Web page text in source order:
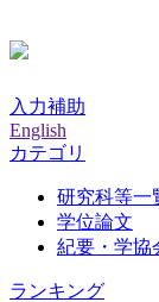
入力補助
English
カテゴリ
研究科等一
学位論文
紀要・学協
ランキング